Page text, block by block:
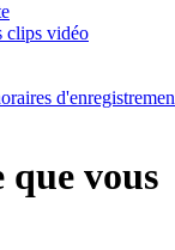
clips vidéo
que vous